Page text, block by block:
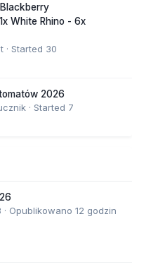
White Rhino - 6x
· Started 30
2026
· Started 7
· Opublikowano 12 godzin